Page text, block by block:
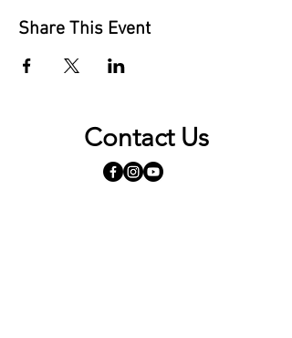
Share This Event
Contact Us